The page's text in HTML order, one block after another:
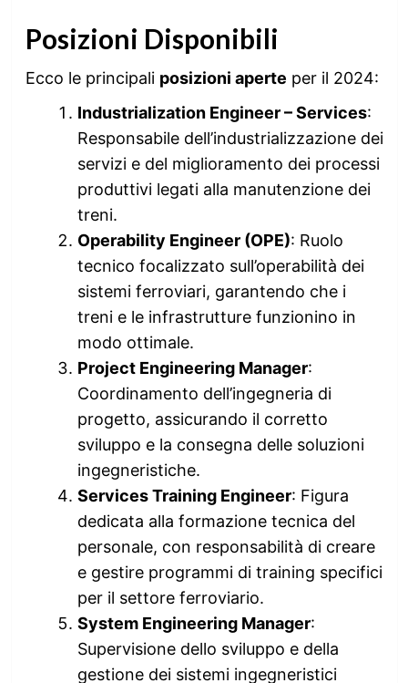
Posizioni Disponibili
Ecco le principali posizioni aperte per il 2024:
Industrialization Engineer – Services:
Responsabile dell’industrializzazione dei
servizi e del miglioramento dei processi
produttivi legati alla manutenzione dei
treni.
Operability Engineer (OPE): Ruolo
tecnico focalizzato sull’operabilità dei
sistemi ferroviari, garantendo che i
treni e le infrastrutture funzionino in
modo ottimale.
Project Engineering Manager:
Coordinamento dell’ingegneria di
progetto, assicurando il corretto
sviluppo e la consegna delle soluzioni
ingegneristiche.
Services Training Engineer: Figura
dedicata alla formazione tecnica del
personale, con responsabilità di creare
e gestire programmi di training specifici
per il settore ferroviario.
System Engineering Manager:
Supervisione dello sviluppo e della
gestione dei sistemi ingegneristici